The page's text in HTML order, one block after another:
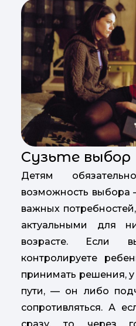
Сузьте выбор
Детям
возможность выбора
важных
актуальными для
возрасте. Если
контролируете
принимать решения, у
пути, — он либо
сопротивляться. А
сразу, то через